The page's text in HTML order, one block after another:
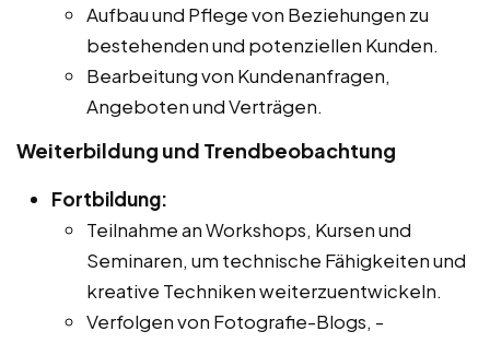
Aufbau und Pflege von Beziehungen zu
bestehenden und potenziellen Kunden.
Bearbeitung von Kundenanfragen,
Angeboten und Verträgen.
Weiterbildung und Trendbeobachtung
Fortbildung:
Teilnahme an Workshops, Kursen und
Seminaren, um technische Fähigkeiten und
kreative Techniken weiterzuentwickeln.
Verfolgen von Fotografie-Blogs, -